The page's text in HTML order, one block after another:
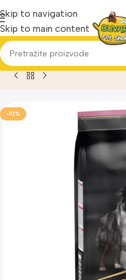
Skip to navigation
Skip to main content
Home Proizvod Hrana za
-10%